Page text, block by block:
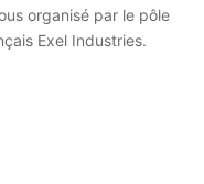
organisé par le pôle
Exel Industries.